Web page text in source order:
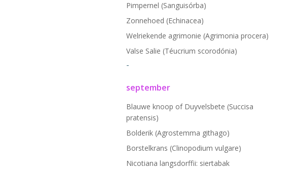
Pimpernel (Sanguisórba)
Zonnehoed (Echinacea)
Welriekende agrimonie (Agrimonia procera)
Valse Salie (Téucrium scorodónia)
-
september
Blauwe knoop of Duyvelsbete (Succisa
pratensis)
Bolderik (Agrostemma githago)
Borstelkrans (Clinopodium vulgare)
Nicotiana langsdorffii: siertabak